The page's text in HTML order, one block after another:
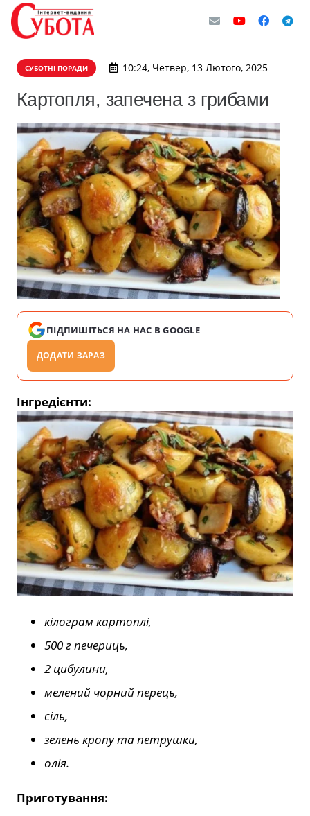
СУБОТНІ ПОРАДИ 10:24, Четвер, 13 Лютого, 2025
Картопля, запечена з грибами
ПІДПИШІТЬСЯ НА НАС В GOOGLE
ДОДАТИ ЗАРАЗ
Інгредієнти:
кілограм картоплі,
500 г печериць,
2 цибулини,
мелений чорний перець,
сіль,
зелень кропу та петрушки,
олія.
Приготування: